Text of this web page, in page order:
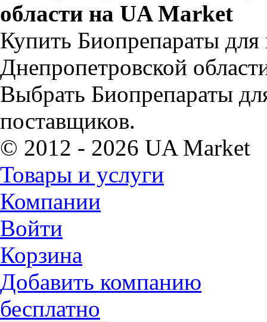
области на UA Market
Купить Биопрепараты
Днепропетровской
Выбрать Биопрепараты
поставщиков.
© 2012 - 2026 UA Market
Товары и услуги
Компании
Войти
Корзина
Добавить компанию
бесплатно